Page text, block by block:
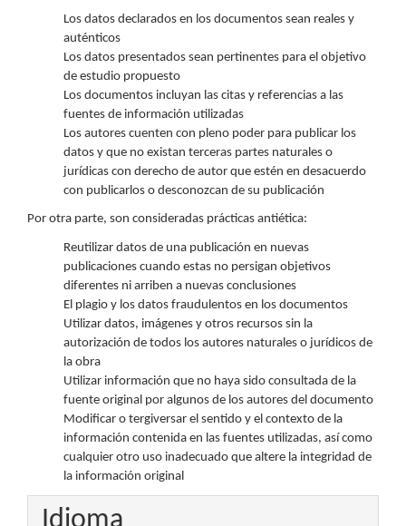
Los datos declarados en los documentos sean reales y
auténticos
Los datos presentados sean pertinentes para el objetivo
de estudio propuesto
Los documentos incluyan las citas y referencias a las
fuentes de información utilizadas
Los autores cuenten con pleno poder para publicar los
datos y que no existan terceras partes naturales o
jurídicas con derecho de autor que estén en desacuerdo
con publicarlos o desconozcan de su publicación
Por otra parte, son consideradas prácticas antiética:
Reutilizar datos de una publicación en nuevas
publicaciones cuando estas no persigan objetivos
diferentes ni arriben a nuevas conclusiones
El plagio y los datos fraudulentos en los documentos
Utilizar datos, imágenes y otros recursos sin la
autorización de todos los autores naturales o jurídicos de
la obra
Utilizar información que no haya sido consultada de la
fuente original por algunos de los autores del documento
Modificar o tergiversar el sentido y el contexto de la
información contenida en las fuentes utilizadas, así como
cualquier otro uso inadecuado que altere la integridad de
la información original